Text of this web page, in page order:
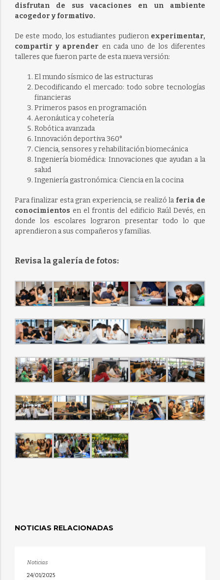
disfrutan de sus vacaciones en un ambiente
acogedor y formativo.
De este modo, los estudiantes pudieron experimentar,
compartir y aprender en cada uno de los diferentes
talleres que fueron parte de esta nueva versión:
El mundo sísmico de las estructuras
Decodificando el mercado: todo sobre tecnologías
financieras
Primeros pasos en programación
Aeronáutica y cohetería
Robótica avanzada
Innovación deportiva 360°
Ciencia, sensores y rehabilitación biomecánica
Ingeniería biomédica: Innovaciones que ayudan a la
salud
Ingeniería gastronómica: Ciencia en la cocina
Para finalizar esta gran experiencia, se realizó la feria de
conocimientosen el frontis del edificio Raúl Devés, en
donde los escolares lograron presentar todo lo que
aprendieron a sus compañeros y familias.
Revisa la galería de fotos:
NOTICIAS RELACIONADAS
Noticias
24/01/2025